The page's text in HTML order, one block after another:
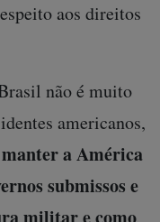
aos direitos
não é muito
americanos,
manter a América
submissos e